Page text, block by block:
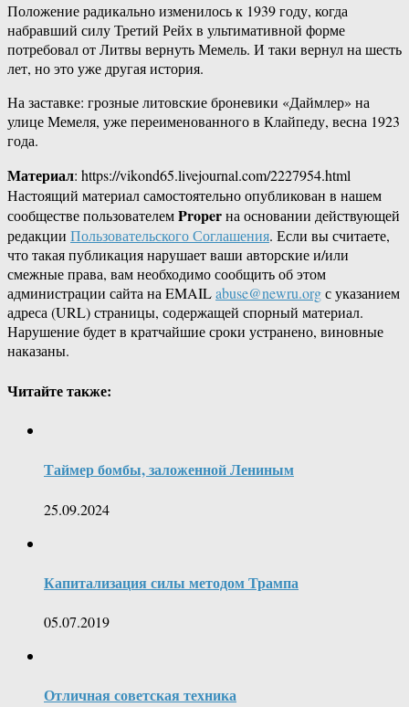
Положение радикально изменилось к 1939 году, когда
набравший силу Третий Рейх в ультимативной форме
потребовал от Литвы вернуть Мемель. И таки вернул на шесть
лет, но это уже другая история.
На заставке: грозные литовские броневики «Даймлер» на
улице Мемеля, уже переименованного в Клайпеду, весна 1923
года.
Материал: https://vikond65.livejournal.com/2227954.html
Настоящий материал самостоятельно опубликован в нашем
сообществе пользователемProperна основании действующей
редакции Пользовательского Соглашения. Если вы считаете,
что такая публикация нарушает ваши авторские и/или
смежные права, вам необходимо сообщить об этом
администрации сайта на EMAILabuse@newru.orgс указанием
адреса (URL) страницы, содержащей спорный материал.
Нарушение будет в кратчайшие сроки устранено, виновные
наказаны.
Читайте также:
Таймер бомбы, заложенной Лениным
25.09.2024
Капитализация силы методом Трампа
05.07.2019
Отличная советская техника